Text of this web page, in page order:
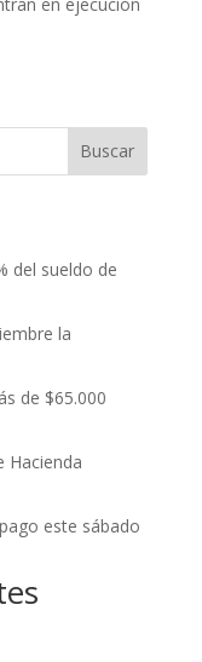
Buscar
del sueldo de
la
de $65.000
Hacienda
este sábado